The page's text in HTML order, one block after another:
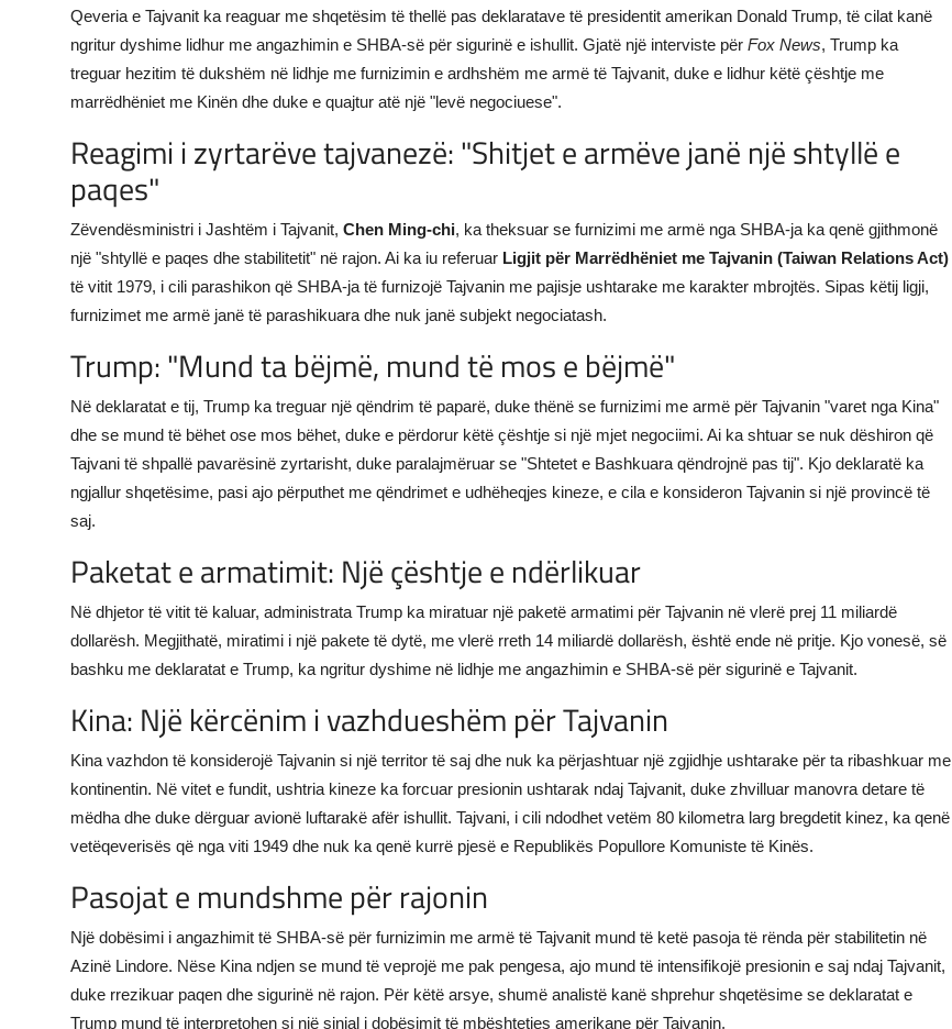
Shqip
Qeveria e Tajvanit ka reaguar me shqetësim të thellë pas deklaratave të presidentit amerikan Donald Trump, të cilat kanë
ngritur dyshime lidhur me angazhimin e SHBA-së për sigurinë e ishullit. Gjatë një interviste për Fox News, Trump ka
treguar hezitim të dukshëm në lidhje me furnizimin e ardhshëm me armë të Tajvanit, duke e lidhur këtë çështje me
marrëdhëniet me Kinën dhe duke e quajtur atë një "levë negociuese".
Reagimi i zyrtarëve tajvanezë: "Shitjet e armëve janë një shtyllë e
paqes"
Zëvendësministri i Jashtëm i Tajvanit, Chen Ming-chi, ka theksuar se furnizimi me armë nga SHBA-ja ka qenë gjithmonë
një "shtyllë e paqes dhe stabilitetit" në rajon. Ai ka iu referuar Ligjit për Marrëdhëniet me Tajvanin (Taiwan Relations Act)
të vitit 1979, i cili parashikon që SHBA-ja të furnizojë Tajvanin me pajisje ushtarake me karakter mbrojtës. Sipas këtij ligji,
furnizimet me armë janë të parashikuara dhe nuk janë subjekt negociatash.
Trump: "Mund ta bëjmë, mund të mos e bëjmë"
Në deklaratat e tij, Trump ka treguar një qëndrim të paparë, duke thënë se furnizimi me armë për Tajvanin "varet nga Kina"
dhe se mund të bëhet ose mos bëhet, duke e përdorur këtë çështje si një mjet negociimi. Ai ka shtuar se nuk dëshiron që
Tajvani të shpallë pavarësinë zyrtarisht, duke paralajmëruar se "Shtetet e Bashkuara qëndrojnë pas tij". Kjo deklaratë ka
ngjallur shqetësime, pasi ajo përputhet me qëndrimet e udhëheqjes kineze, e cila e konsideron Tajvanin si një provincë të
saj.
Paketat e armatimit: Një çështje e ndërlikuar
Në dhjetor të vitit të kaluar, administrata Trump ka miratuar një paketë armatimi për Tajvanin në vlerë prej 11 miliardë
dollarësh. Megjithatë, miratimi i një pakete të dytë, me vlerë rreth 14 miliardë dollarësh, është ende në pritje. Kjo vonesë, së
bashku me deklaratat e Trump, ka ngritur dyshime në lidhje me angazhimin e SHBA-së për sigurinë e Tajvanit.
Kina: Një kërcënim i vazhdueshëm për Tajvanin
Kina vazhdon të konsiderojë Tajvanin si një territor të saj dhe nuk ka përjashtuar një zgjidhje ushtarake për ta ribashkuar me
kontinentin. Në vitet e fundit, ushtria kineze ka forcuar presionin ushtarak ndaj Tajvanit, duke zhvilluar manovra detare të
mëdha dhe duke dërguar avionë luftarakë afër ishullit. Tajvani, i cili ndodhet vetëm 80 kilometra larg bregdetit kinez, ka qenë
vetëqeverisës që nga viti 1949 dhe nuk ka qenë kurrë pjesë e Republikës Popullore Komuniste të Kinës.
Pasojat e mundshme për rajonin
Një dobësimi i angazhimit të SHBA-së për furnizimin me armë të Tajvanit mund të ketë pasoja të rënda për stabilitetin në
Azinë Lindore. Nëse Kina ndjen se mund të veprojë me pak pengesa, ajo mund të intensifikojë presionin e saj ndaj Tajvanit,
duke rrezikuar paqen dhe sigurinë në rajon. Për këtë arsye, shumë analistë kanë shprehur shqetësime se deklaratat e
Trump mund të interpretohen si një sinjal i dobësimit të mbështetjes amerikane për Tajvanin.